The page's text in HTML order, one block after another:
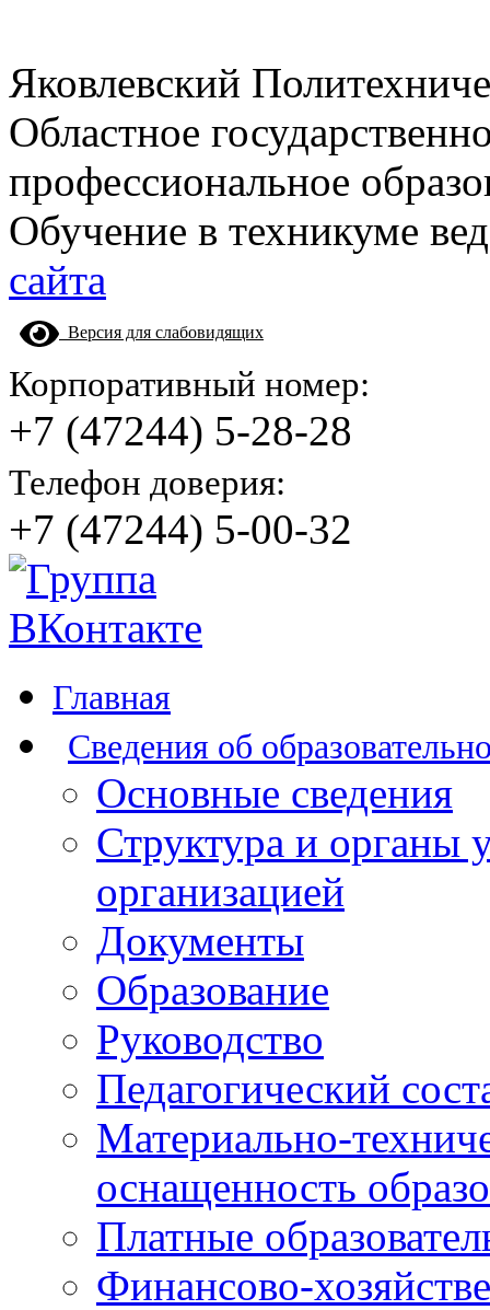
Яковлевский
Областное
профессиональное
Обучение в техникуме
сайта
Версия для слабовидящих
Корпоративный номер:
+7 (47244) 5-28-28
Телефон доверия:
+7 (47244) 5-00-32
Главная
Сведения об
Основные сведения
Структура и органы
организацией
Документы
Образование
Руководство
Педагогический
Материально-
оснащенность
Платные
Финансово-